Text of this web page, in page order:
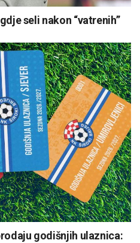
seli nakon “vatrenih”
godišnjih ulaznica: